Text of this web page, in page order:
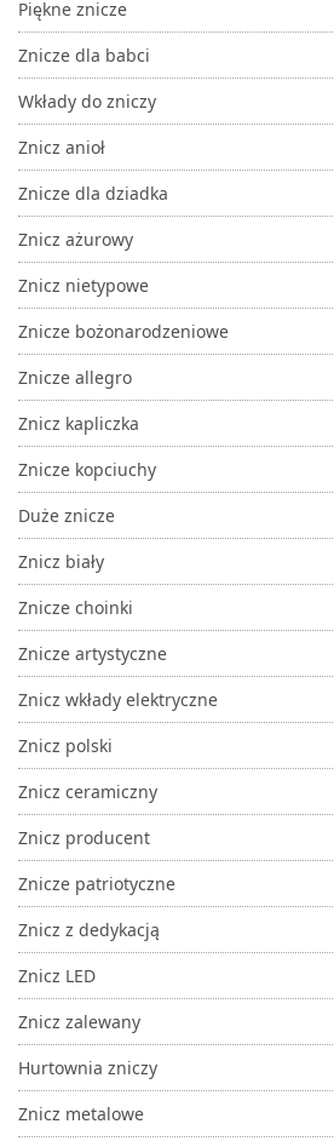
Piękne znicze
Znicze dla babci
Wkłady do zniczy
Znicz anioł
Znicze dla dziadka
Znicz ażurowy
Znicz nietypowe
Znicze bożonarodzeniowe
Znicze allegro
Znicz kapliczka
Znicze kopciuchy
Duże znicze
Znicz biały
Znicze choinki
Znicze artystyczne
Znicz wkłady elektryczne
Znicz polski
Znicz ceramiczny
Znicz producent
Znicze patriotyczne
Znicz z dedykacją
Znicz LED
Znicz zalewany
Hurtownia zniczy
Znicz metalowe